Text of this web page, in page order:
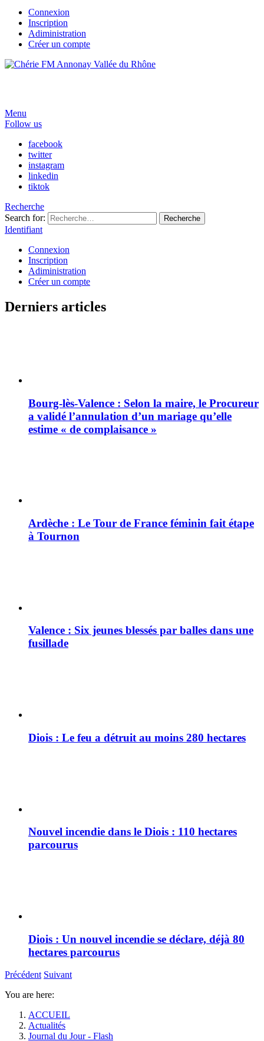
Connexion
Inscription
Adiministration
Créer un compte
Menu
Follow us
facebook
twitter
instagram
linkedin
tiktok
Recherche
Search for:
Recherche
Identifiant
Connexion
Inscription
Adiministration
Créer un compte
Derniers articles
Bourg-lès-Valence : Selon la maire, le Procureur
a validé l’annulation d’un mariage qu’elle
estime « de complaisance »
Ardèche : Le Tour de France féminin fait étape
à Tournon
Valence : Six jeunes blessés par balles dans une
fusillade
Diois : Le feu a détruit au moins 280 hectares
Nouvel incendie dans le Diois : 110 hectares
parcourus
Diois : Un nouvel incendie se déclare, déjà 80
hectares parcourus
Précédent Suivant
You are here:
ACCUEIL
Actualités
Journal du Jour - Flash